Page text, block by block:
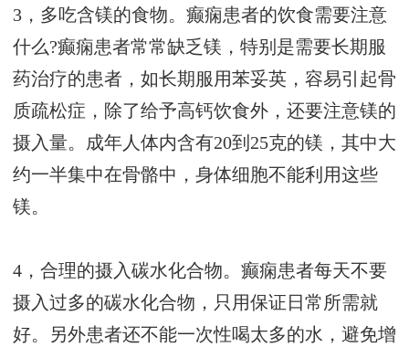
3，多吃含镁的食物。癫痫患者的饮食需要注意
什么?癫痫患者常常缺乏镁，特别是需要长期服
药治疗的患者，如长期服用苯妥英，容易引起骨
质疏松症，除了给予高钙饮食外，还要注意镁的
摄入量。成年人体内含有20到25克的镁，其中大
约一半集中在骨骼中，身体细胞不能利用这些
镁。
4，合理的摄入碳水化合物。癫痫患者每天不要
摄入过多的碳水化合物，只用保证日常所需就
好。另外患者还不能一次性喝太多的水，避免增